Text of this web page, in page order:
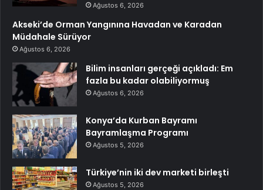
Ağustos 6, 2026
Akseki’de Orman Yangınına Havadan ve Karadan
Müdahale Sürüyor
Ağustos 6, 2026
Bilim insanları gerçeği açıkladı: Em
fazla bu kadar olabiliyormuş
Ağustos 6, 2026
Konya’da Kurban Bayramı
Bayramlaşma Programı
Ağustos 5, 2026
Türkiye’nin iki dev marketi birleşti
Ağustos 5, 2026